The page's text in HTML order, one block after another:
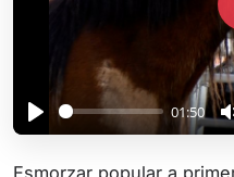
P
01:50
Esmorzar popular a